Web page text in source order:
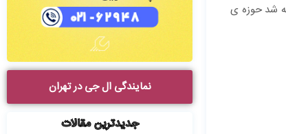
شد حوزه ی
نمایندگی ال جی در تهران
جدیدترین مقالات